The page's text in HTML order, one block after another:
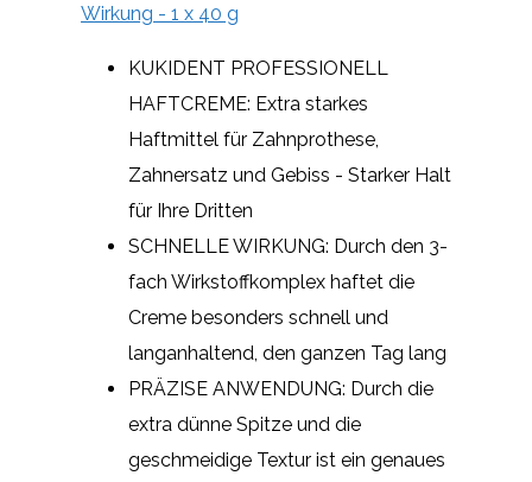
Wirkung - 1 x 40 g
KUKIDENT PROFESSIONELL
HAFTCREME: Extra starkes
Haftmittel für Zahnprothese,
Zahnersatz und Gebiss - Starker Halt
für Ihre Dritten
SCHNELLE WIRKUNG: Durch den 3-
fach Wirkstoffkomplex haftet die
Creme besonders schnell und
langanhaltend, den ganzen Tag lang
PRÄZISE ANWENDUNG: Durch die
extra dünne Spitze und die
geschmeidige Textur ist ein genaues